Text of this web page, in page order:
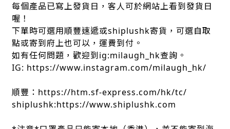
每個產品已寫上發貨日，客人可於網站上看到發貨日
喔！
下單時可選用順豐速遞或shiplushk寄貨，可選自取
點或寄到府上也可以，運費到付。
如有任何問題，歡迎到ig:milaugh_hk查詢。
IG: https://www.instagram.com/milaugh_hk/
順豐：https://htm.sf-express.com/hk/tc/
shiplushk:https://www.shiplushk.com